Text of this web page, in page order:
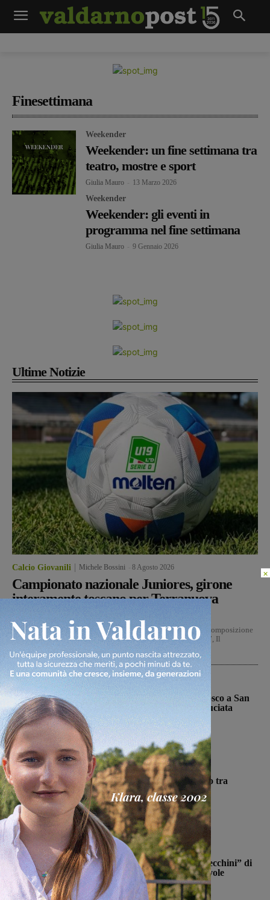
Finesettimana
Weekender
Weekender: un fine settimana tra
teatro, mostre e sport
Giulia Mauro 13 Marzo 2026
Weekender
Weekender: gli eventi in
programma nel fine settimana
Giulia Mauro 9 Gennaio 2026
Ultime Notizie
Calcio Giovanili Michele Bossini 8 Agosto 2026
Campionato nazionale Juniores, girone
interamente toscano per Terranuova
Traiana e Montevarchi
Il Dipartimento Interregionale delle Lnd ha ufficializzato la composizione
dei dieci gironi del campionato nazionale Juniore 2026-2027, Il
campionato prenderà...
Cronaca
Bucine, incendio di oliveta e bosco a San
Pancrazio. Tre ettari l’area bruciata
Monica Campani - 7 Agosto 2026
Cronaca
Autostrada, furgoncino a fuoco tra
Firenze sud e Incisa Reggello
Glenda Venturini - 7 Agosto 2026
Calcio
Il Terranuova Traiana allo “Zecchini” di
Grosseto per una gara amichevole
Michele Bossini - 7 Agosto 2026
×